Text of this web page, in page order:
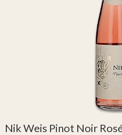
Nik Weis Pinot Noir